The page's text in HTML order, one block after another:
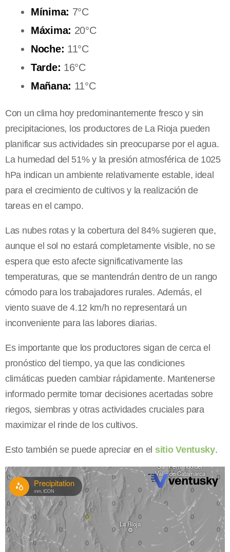
Mínima: 7°C
Máxima: 20°C
Noche: 11°C
Tarde: 16°C
Mañana: 11°C
Con un clima hoy predominantemente fresco y sin
precipitaciones, los productores de La Rioja pueden
planificar sus actividades sin preocuparse por el agua.
La humedad del 51% y la presión atmosférica de 1025
hPa indican un ambiente relativamente estable, ideal
para el crecimiento de cultivos y la realización de
tareas en el campo.
Las nubes rotas y la cobertura del 84% sugieren que,
aunque el sol no estará completamente visible, no se
espera que esto afecte significativamente las
temperaturas, que se mantendrán dentro de un rango
cómodo para los trabajadores rurales. Además, el
viento suave de 4.12 km/h no representará un
inconveniente para las labores diarias.
Es importante que los productores sigan de cerca el
pronóstico del tiempo, ya que las condiciones
climáticas pueden cambiar rápidamente. Mantenerse
informado permite tomar decisiones acertadas sobre
riegos, siembras y otras actividades cruciales para
maximizar el rinde de los cultivos.
Esto también se puede apreciar en el sitio Ventusky.